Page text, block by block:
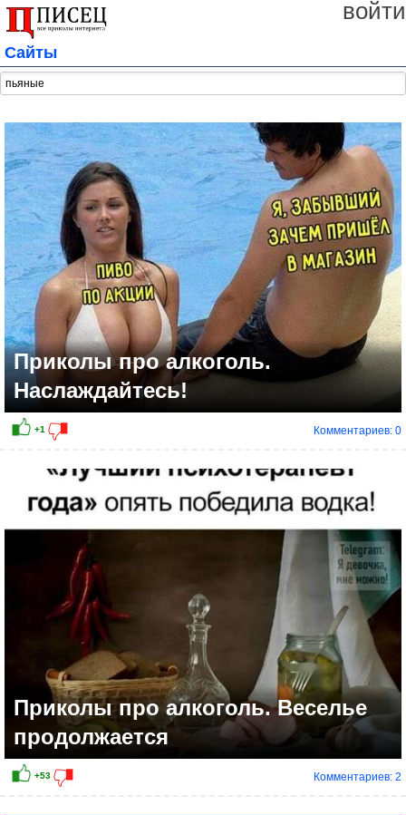
войти
Сайты
Приколы про алкоголь.
Наслаждайтесь!
Комментариев: 0
Приколы про алкоголь. Веселье
продолжается
Комментариев: 2